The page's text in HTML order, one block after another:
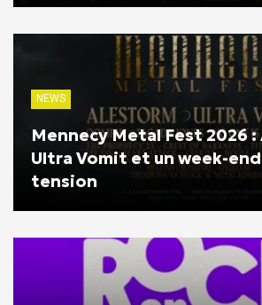
NEWS
Mennecy Metal Fest 2026
Ultra Vomit et un week-
tension